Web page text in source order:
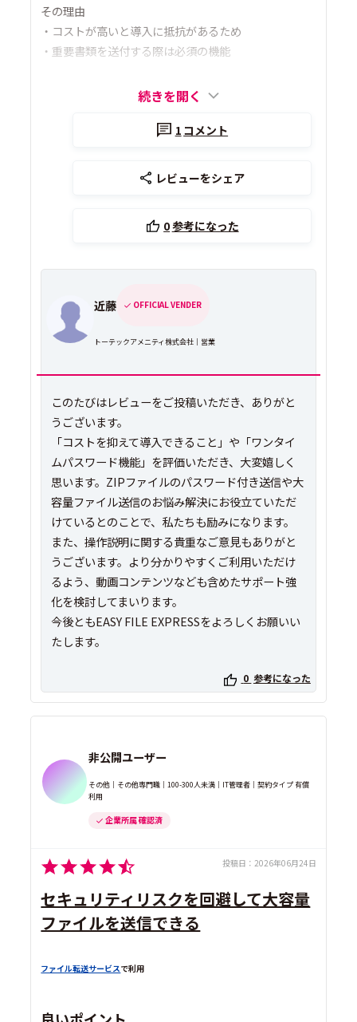
その理由
・コストが高いと導入に抵抗があるため
・重要書類を送付する際は必須の機能
続きを開く
1 コメント
レビューをシェア
0参考になった
近藤 OFFICIAL VENDER
トーテックアメニティ株式会社｜営業
このたびはレビューをご投稿いただき、ありがと
うございます。
「コストを抑えて導入できること」や「ワンタイ
ムパスワード機能」を評価いただき、大変嬉しく
思います。ZIPファイルのパスワード付き送信や大
容量ファイル送信のお悩み解決にお役立ていただ
けているとのことで、私たちも励みになります。
また、操作説明に関する貴重なご意見もありがと
うございます。より分かりやすくご利用いただけ
るよう、動画コンテンツなども含めたサポート強
化を検討してまいります。
今後ともEASY FILE EXPRESSをよろしくお願いい
たします。
0 参考になった
非公開ユーザー
その他｜その他専門職｜100-300人未満｜IT管理者｜契約タイプ 有償
利用
企業所属 確認済
投稿日： 2026年06月24日
セキュリティリスクを回避して大容量
ファイルを送信できる
ファイル転送サービスで利用